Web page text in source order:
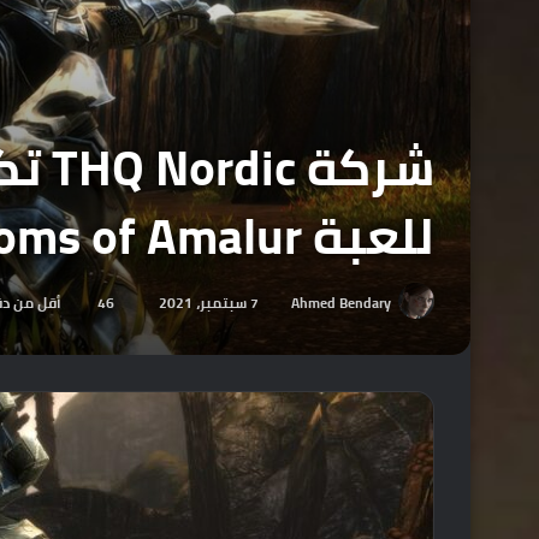
للعبة Kingdoms of Amalur .
Ahmed Bendary 7 سبتمبر، 2021 46 أقل من